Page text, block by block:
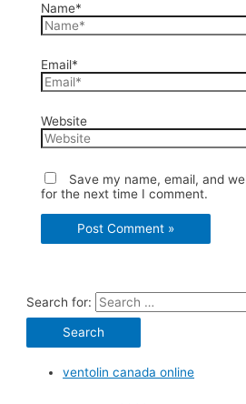
Name*
Email*
Website
Save my name, email, and
for the next time I comment.
Search for:
ventolin canada online